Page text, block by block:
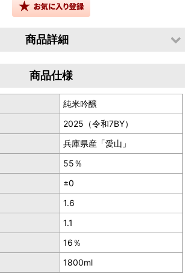
商品詳細
字卒島商品仕様
純米吟醸
2025（令和7BY）
兵庫県産「愛山」
55％
±0
1.6
1.1
16％
1800ml